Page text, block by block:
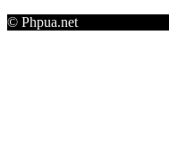
© Phpua.net